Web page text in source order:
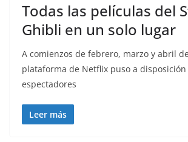
Todas las películas del
Ghibli en un solo lugar
A comienzos de febrero, marzo y abril
plataforma de Netflix puso a disposición
espectadores
Leer más